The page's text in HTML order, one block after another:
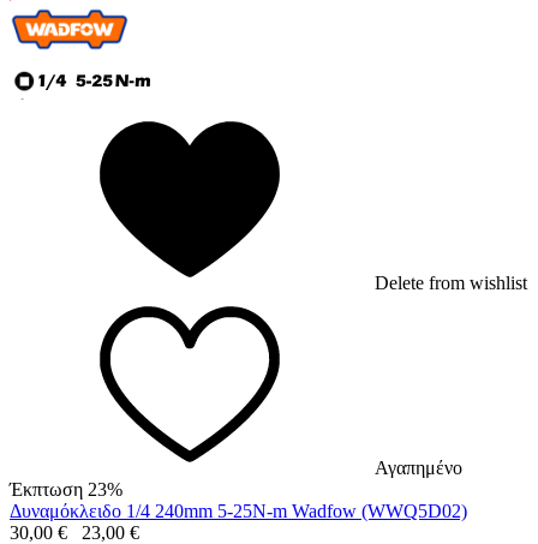
Delete from wishlist
Αγαπημένο
Έκπτωση 23%
Δυναμόκλειδο 1/4 240mm 5-25N-m Wadfow (WWQ5D02)
30,00 € 23,00 €